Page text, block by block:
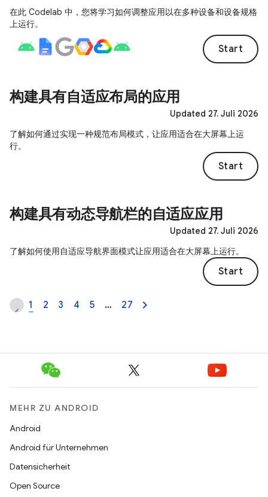
在此 Codelab 中，您将学习如何调整应用以在多种设备和设备规格
上运行。
Start
构建具有自适应布局的应用
Updated 27. Juli 2026
了解如何通过实现一种规范布局模式，让应用适合在大屏幕上运
行。
Start
构建具有动态导航栏的自适应应用
Updated 27. Juli 2026
了解如何使用自适应导航界面模式让应用适合在大屏幕上运行。
Start
1 2 3 4 5 … 27
MEHR ZU ANDROID
Android
Android für Unternehmen
Datensicherheit
Open Source